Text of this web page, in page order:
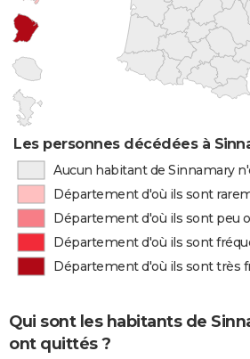
Les personnes décédées à
Aucun habitant de Sinnamary
Département d'où ils sont
Département d'où ils sont peu
Département d'où ils sont
Département d'où ils sont très
Qui sont les habitants de
ont quittés ?